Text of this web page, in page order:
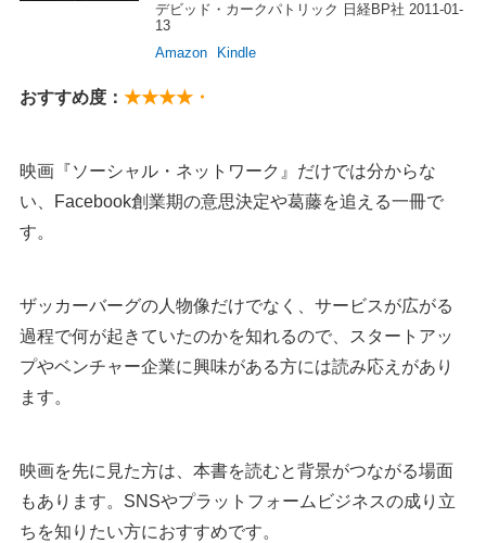
デビッド・カークパトリック 日経BP社 2011-01-
13
Amazon
Kindle
おすすめ度： ★★★★・
映画『ソーシャル・ネットワーク』だけでは分からな
い、Facebook創業期の意思決定や葛藤を追える一冊で
す。
ザッカーバーグの人物像だけでなく、サービスが広がる
過程で何が起きていたのかを知れるので、スタートアッ
プやベンチャー企業に興味がある方には読み応えがあり
ます。
映画を先に見た方は、本書を読むと背景がつながる場面
もあります。SNSやプラットフォームビジネスの成り立
ちを知りたい方におすすめです。